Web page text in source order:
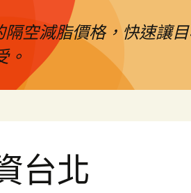
空減脂價格，快速讓
。
台北